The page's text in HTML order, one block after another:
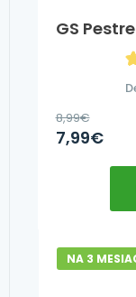
GS
8,99€
7,99€
NA 3